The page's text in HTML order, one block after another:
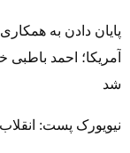
پایان دادن به
آمریکا؛ احمد
شد
نیویورک پست: